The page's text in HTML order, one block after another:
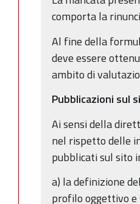
comporta la
Al fine della
deve essere
ambito di
Pubblicazioni sul
Ai sensi della
nel rispetto delle
pubblicati sul sito
a) la definizione
profilo oggettivo